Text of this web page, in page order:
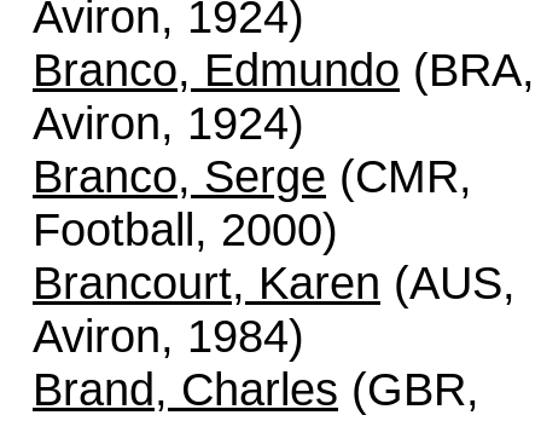
Aviron, 1924)
Branco, Edmundo (BRA,
Aviron, 1924)
Branco, Serge (CMR,
Football, 2000)
Brancourt, Karen (AUS,
Aviron, 1984)
Brand, Charles (GBR,